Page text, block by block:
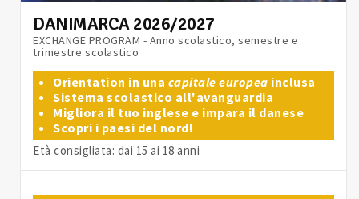
DANIMARCA 2026/2027
EXCHANGE PROGRAM - Anno scolastico, semestre e
trimestre scolastico
Orientation in una capitale europea inclusa
Sistema scolastico all'avanguardia
Migliora il tuo inglese e impara il danese
Scopri i paesi del nord!
Età consigliata: dai 15 ai 18 anni